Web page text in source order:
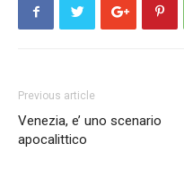
Previous article
Venezia, e’ uno scenario
apocalittico